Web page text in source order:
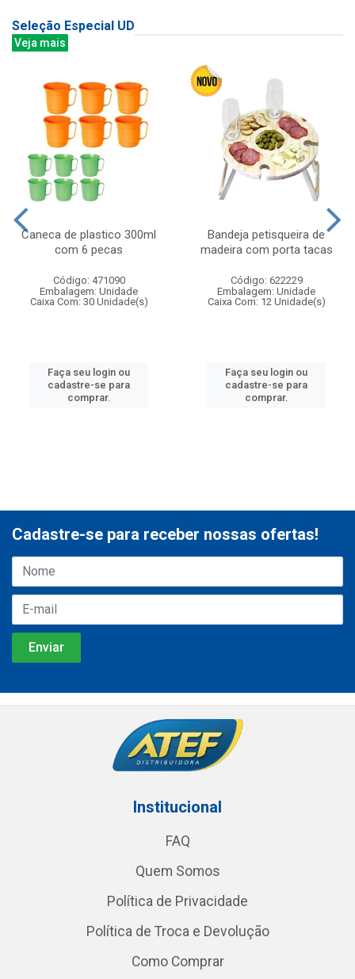
Seleção Especial UD
Veja mais
Caneca de plastico 300ml
com 6 pecas
Código: 471090
Embalagem: Unidade
Caixa Com: 30 Unidade(s)
Faça seu login ou
cadastre-se para
comprar.
Bandeja petisqueira de
madeira com porta tacas
Código: 622229
Embalagem: Unidade
Caixa Com: 12 Unidade(s)
Faça seu login ou
cadastre-se para
comprar.
Cadastre-se para receber nossas ofertas!
Institucional
FAQ
Quem Somos
Política de Privacidade
Política de Troca e Devolução
Como Comprar